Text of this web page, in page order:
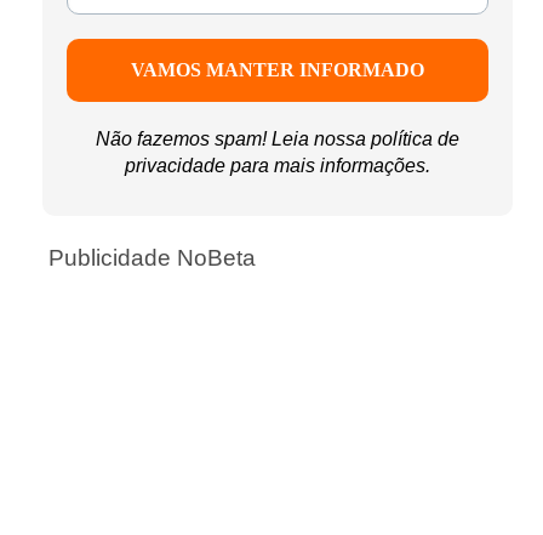
Não fazemos spam! Leia nossa política de
privacidade para mais informações.
Publicidade NoBeta